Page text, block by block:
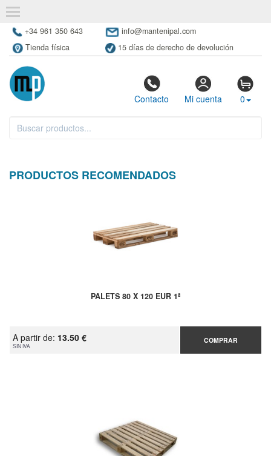
+34 961 350 643
info@mantenipal.com
Tienda física
15 días de derecho de devolución
Contacto Mi cuenta 0
PRODUCTOS RECOMENDADOS
PALETS 80 X 120 EUR 1ª
A partir de: 13.50 €
SIN IVA
COMPRAR